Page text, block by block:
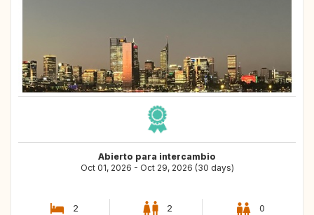
Abierto para intercambio
Oct 01, 2026 - Oct 29, 2026 (30 days)
2 2 0